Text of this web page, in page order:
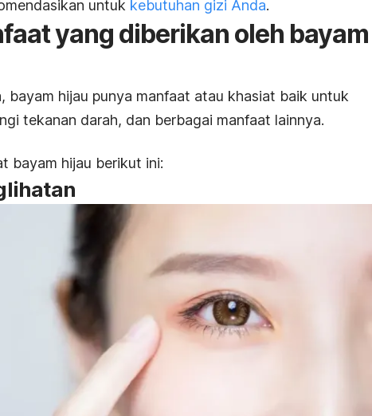
untuk kebutuhan gizi Anda.
yang diberikan oleh bayam
bayam hijau punya manfaat atau khasiat baik untuk
tekanan darah, dan berbagai manfaat lainnya.
bayam hijau berikut ini: